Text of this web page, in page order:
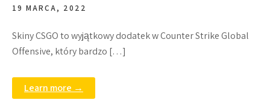
19 MARCA, 2022
Skiny CSGO to wyjątkowy dodatek w Counter Strike Global
Offensive, który bardzo […]
Learn more →